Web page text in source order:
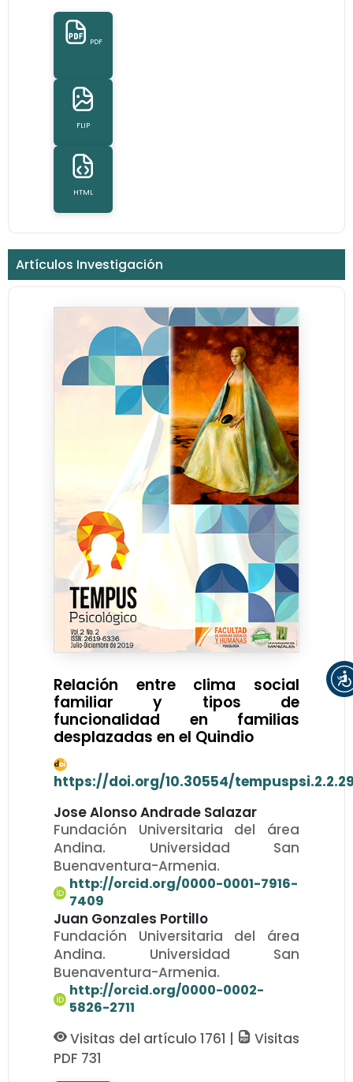
PDF
FLIP
HTML
Artículos Investigación
Relación entre clima social
familiar y tipos de
funcionalidad en familias
desplazadas en el Quindio
https://doi.org/10.30554/
Jose Alonso Andrade Salazar
Fundación Universitaria del área
Andina. Universidad San
Buenaventura-Armenia.
http://orcid.org/0000-0001-7916-
7409
Juan Gonzales Portillo
Fundación Universitaria del área
Andina. Universidad San
Buenaventura-Armenia.
http://orcid.org/0000-0002-
5826-2711
Visitas del artículo 1761 |
Visitas
PDF 731